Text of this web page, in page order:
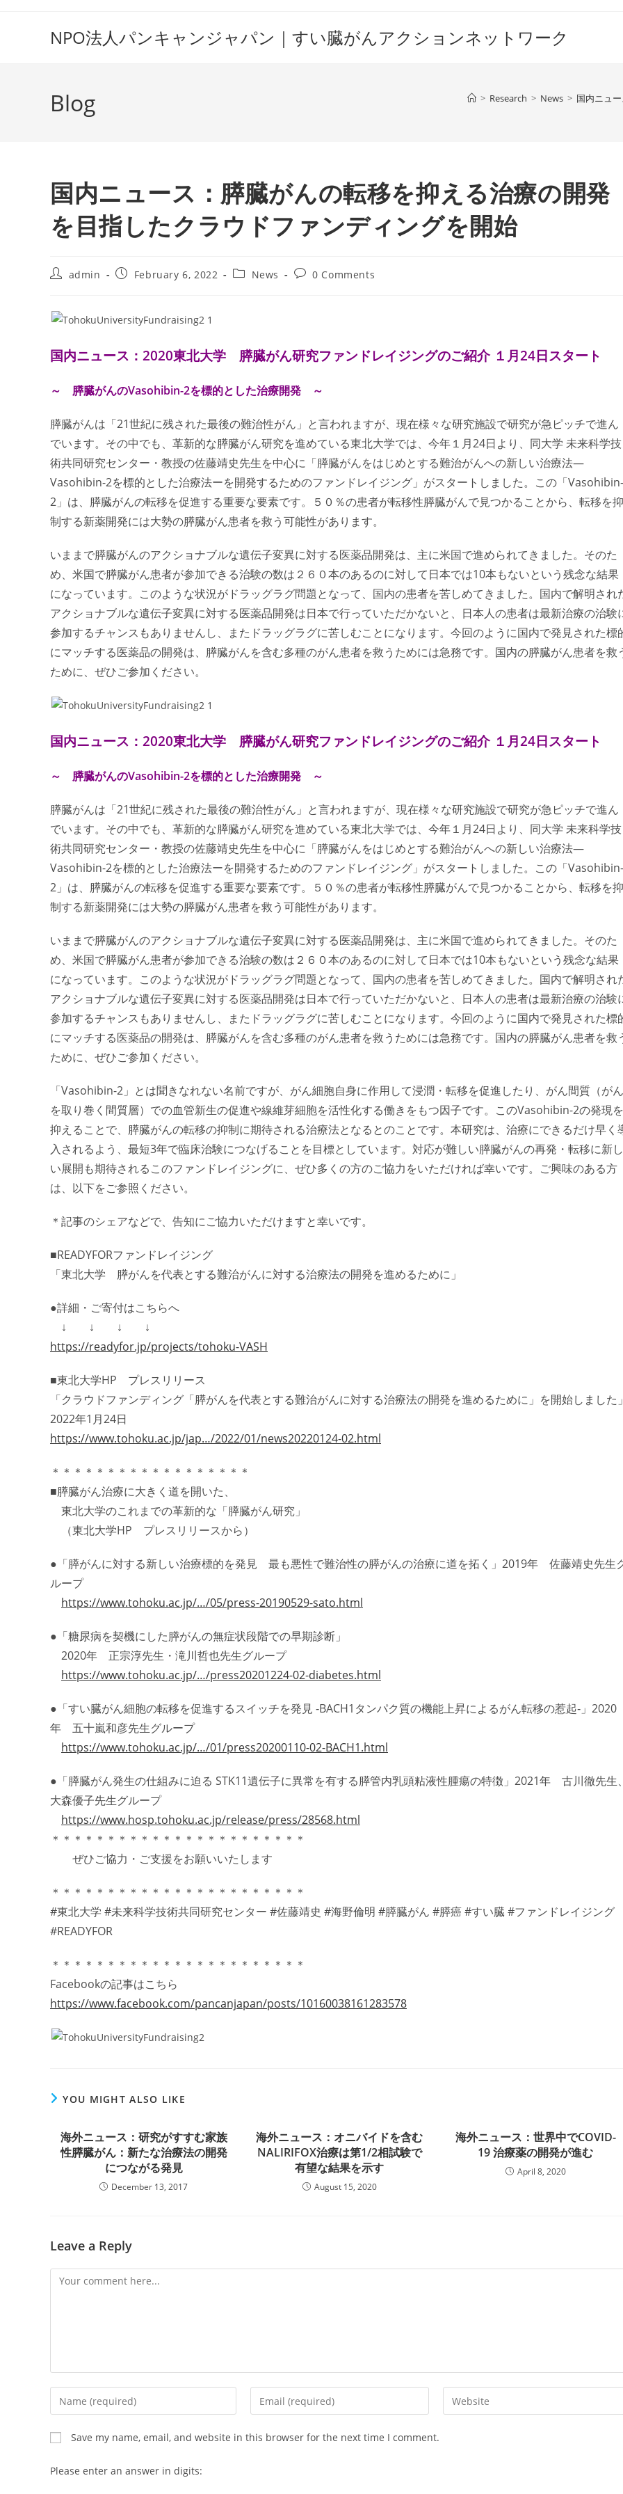
NPO法人パンキャンジャパン｜すい臓がんアクションネットワーク
Blog > Research > News > 国内ニュ
国内ニュース：膵臓がんの転移を抑える治療の開発
を目指したクラウドファンディングを開始
Postadmin
PostFebruary 6, 2022
PostNews
Post0 Comments
国内ニュース：2020東北大学 膵臓がん研究ファンドレイジングのご紹介 １月24日スタート
～ 膵臓がんのVasohibin-2を標的とした治療開発 ～
膵臓がんは「21世紀に残された最後の難治性がん」と言われますが、現在様々な研究施設で研究が急ピッチで進ん
でいます。その中でも、革新的な膵臓がん研究を進めている東北大学では、今年１月24日より、同大学 未来科学技
術共同研究センター・教授の佐藤靖史先生を中心に「膵臓がんをはじめとする難治がんへの新しい治療法—
Vasohibin-2を標的とした治療法ーを開発するためのファンドレイジング」がスタートしました。この「Vasohibin-
2」は、膵臓がんの転移を促進する重要な要素です。５０％の患者が転移性膵臓がんで見つかることから、転移を抑
制する新薬開発には大勢の膵臓がん患者を救う可能性があります。
いままで膵臓がんのアクショナブルな遺伝子変異に対する医薬品開発は、主に米国で進められてきました。そのた
め、米国で膵臓がん患者が参加できる治験の数は２６０本のあるのに対して日本では10本もないという残念な結果
になっています。このような状況がドラッグラグ問題となって、国内の患者を苦しめてきました。国内で解明され
アクショナブルな遺伝子変異に対する医薬品開発は日本で行っていただかないと、日本人の患者は最新治療の治験
参加するチャンスもありませんし、またドラッグラグに苦しむことになります。今回のように国内で発見された標
にマッチする医薬品の開発は、膵臓がんを含む多種のがん患者を救うためには急務です。国内の膵臓がん患者を救
ために、ぜひご参加ください。
国内ニュース：2020東北大学 膵臓がん研究ファンドレイジングのご紹介 １月24日スタート
～ 膵臓がんのVasohibin-2を標的とした治療開発 ～
膵臓がんは「21世紀に残された最後の難治性がん」と言われますが、現在様々な研究施設で研究が急ピッチで進ん
でいます。その中でも、革新的な膵臓がん研究を進めている東北大学では、今年１月24日より、同大学 未来科学技
術共同研究センター・教授の佐藤靖史先生を中心に「膵臓がんをはじめとする難治がんへの新しい治療法—
Vasohibin-2を標的とした治療法ーを開発するためのファンドレイジング」がスタートしました。この「Vasohibin-
2」は、膵臓がんの転移を促進する重要な要素です。５０％の患者が転移性膵臓がんで見つかることから、転移を抑
制する新薬開発には大勢の膵臓がん患者を救う可能性があります。
いままで膵臓がんのアクショナブルな遺伝子変異に対する医薬品開発は、主に米国で進められてきました。そのた
め、米国で膵臓がん患者が参加できる治験の数は２６０本のあるのに対して日本では10本もないという残念な結果
になっています。このような状況がドラッグラグ問題となって、国内の患者を苦しめてきました。国内で解明され
アクショナブルな遺伝子変異に対する医薬品開発は日本で行っていただかないと、日本人の患者は最新治療の治験
参加するチャンスもありませんし、またドラッグラグに苦しむことになります。今回のように国内で発見された標
にマッチする医薬品の開発は、膵臓がんを含む多種のがん患者を救うためには急務です。国内の膵臓がん患者を救
ために、ぜひご参加ください。
「Vasohibin-2」とは聞きなれない名前ですが、がん細胞自身に作用して浸潤・転移を促進したり、がん間質（がん
を取り巻く間質層）での血管新生の促進や線維芽細胞を活性化する働きをもつ因子です。このVasohibin-2の発現を
抑えることで、膵臓がんの転移の抑制に期待される治療法となるとのことです。本研究は、治療にできるだけ早く
入されるよう、最短3年で臨床治験につなげることを目標としています。対応が難しい膵臓がんの再発・転移に新し
い展開も期待されるこのファンドレイジングに、ぜひ多くの方のご協力をいただければ幸いです。ご興味のある方
は、以下をご参照ください。
＊記事のシェアなどで、告知にご協力いただけますと幸いです。
■READYFORファンドレイジング
「東北大学 膵がんを代表とする難治がんに対する治療法の開発を進めるために」
●詳細・ご寄付はこちらへ
↓ ↓ ↓ ↓
https://readyfor.jp/projects/tohoku-VASH
■東北大学HP プレスリリース
「クラウドファンディング「膵がんを代表とする難治がんに対する治療法の開発を進めるために」を開始しました」
2022年1月24日
https://www.tohoku.ac.jp/jap…/2022/01/news20220124-02.html
＊＊＊＊＊＊＊＊＊＊＊＊＊＊＊＊＊＊
■膵臓がん治療に大きく道を開いた、
東北大学のこれまでの革新的な「膵臓がん研究」
（東北大学HP プレスリリースから）
●「膵がんに対する新しい治療標的を発見 最も悪性で難治性の膵がんの治療に道を拓く」2019年 佐藤靖史先生
ループ
https://www.tohoku.ac.jp/…/05/press-20190529-sato.html
●「糖尿病を契機にした膵がんの無症状段階での早期診断」
2020年 正宗淳先生・滝川哲也先生グループ
https://www.tohoku.ac.jp/…/press20201224-02-diabetes.html
●「すい臓がん細胞の転移を促進するスイッチを発見 ‐BACH1タンパク質の機能上昇によるがん転移の惹起‐」2020
年 五十嵐和彦先生グループ
https://www.tohoku.ac.jp/…/01/press20200110-02-BACH1.html
●「膵臓がん発生の仕組みに迫る STK11遺伝子に異常を有する膵管内乳頭粘液性腫瘍の特徴」2021年 古川徹先生、
大森優子先生グループ
https://www.hosp.tohoku.ac.jp/release/press/28568.html
＊＊＊＊＊＊＊＊＊＊＊＊＊＊＊＊＊＊＊＊＊＊＊
ぜひご協力・ご支援をお願いいたします
＊＊＊＊＊＊＊＊＊＊＊＊＊＊＊＊＊＊＊＊＊＊＊
#東北大学 #未来科学技術共同研究センター #佐藤靖史 #海野倫明 #膵臓がん #膵癌 #すい臓 #ファンドレイジング
#READYFOR
＊＊＊＊＊＊＊＊＊＊＊＊＊＊＊＊＊＊＊＊＊＊＊
Facebookの記事はこちら
https://www.facebook.com/pancanjapan/posts/10160038161283578
YOU MIGHT ALSO LIKE
海外ニュース：研究がすすむ家族
性膵臓がん：新たな治療法の開発
につながる発見
December 13, 2017
海外ニュース：オニバイドを含む
NALIRIFOX治療は第1/2相試験で
有望な結果を示す
August 15, 2020
海外ニュース：世界中でCOVID-
19 治療薬の開発が進む
April 8, 2020
Leave a Reply
Comment
Enter
your
name
or
username
Enter
your
Enter
your
Save my name, email, and website in this browser for the next time I comment.
Please enter an answer in digits: